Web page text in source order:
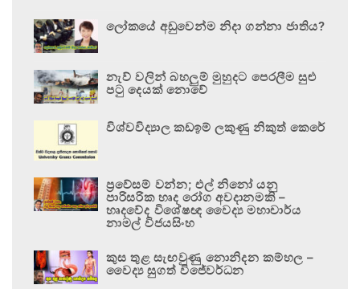
ලෝකයේ අඩුවෙන්ම නිදා ගන්නා ජාතිය?
නැව් වලින් බහලුම් මුහුදට පෙරලීම සුළු
පටු දෙයක් නොවේ
විශ්වවිද්‍යාල කඩඉම් ලකුණු නිකුත් කෙරේ
ප්‍රවේසම් වන්න; එල් නිනෝ යනු
පාරිසරික හෘද රෝග අවදානමකි –
හෘදවේද විශේෂඥ වෛද්‍ය මහාචාර්ය
නාමල් විජයසිංහ
කුස තුළ සැඟවුණු නොනිදන කම්හල –
වෛද්‍ය සුගත් විජේවර්ධන